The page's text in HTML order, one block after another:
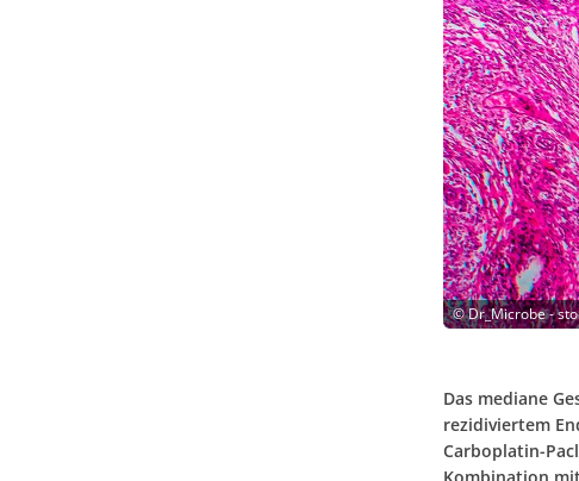
©Dr_Microbe -
Das mediane
rezidiviertem
Carboplatin-
Kombination